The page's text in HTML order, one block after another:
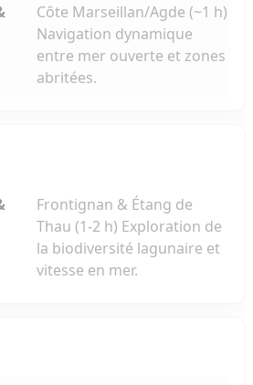
Côte Marseillan/Agde (~1 h)
Navigation dynamique
entre mer ouverte et zones
abritées.
Frontignan & Étang de
Thau (1-2 h) Exploration de
la biodiversité lagunaire et
vitesse en mer.